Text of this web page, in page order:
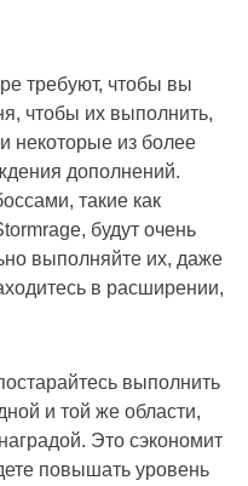
требуют, чтобы вы
чтобы их выполнить,
некоторые из более
дополнений.
такие как
будут очень
выполняйте их, даже
в расширении,
выполнить
и той же области,
Это сэкономит
повышать уровень